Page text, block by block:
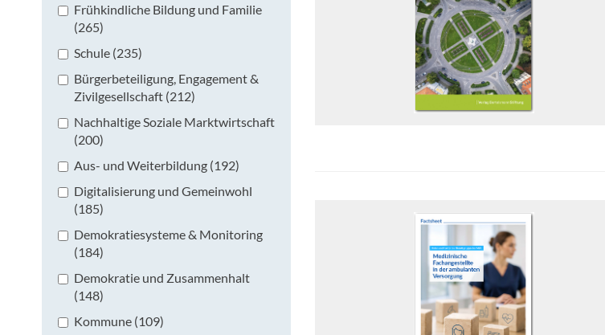
Frühkindliche Bildung und Familie
(265)
Schule (235)
Bürgerbeteiligung, Engagement &
Zivilgesellschaft (212)
Nachhaltige Soziale Marktwirtschaft
(200)
Aus- und Weiterbildung (192)
Digitalisierung und Gemeinwohl
(185)
Demokratiesysteme & Monitoring
(184)
Demokratie und Zusammenhalt
(148)
Kommune (109)